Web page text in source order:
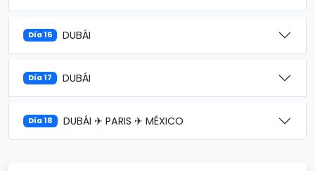
Día 16 DUBÁI
Día 17 DUBÁI
Día 18 DUBÁI ✈ PARIS ✈ MÉXICO